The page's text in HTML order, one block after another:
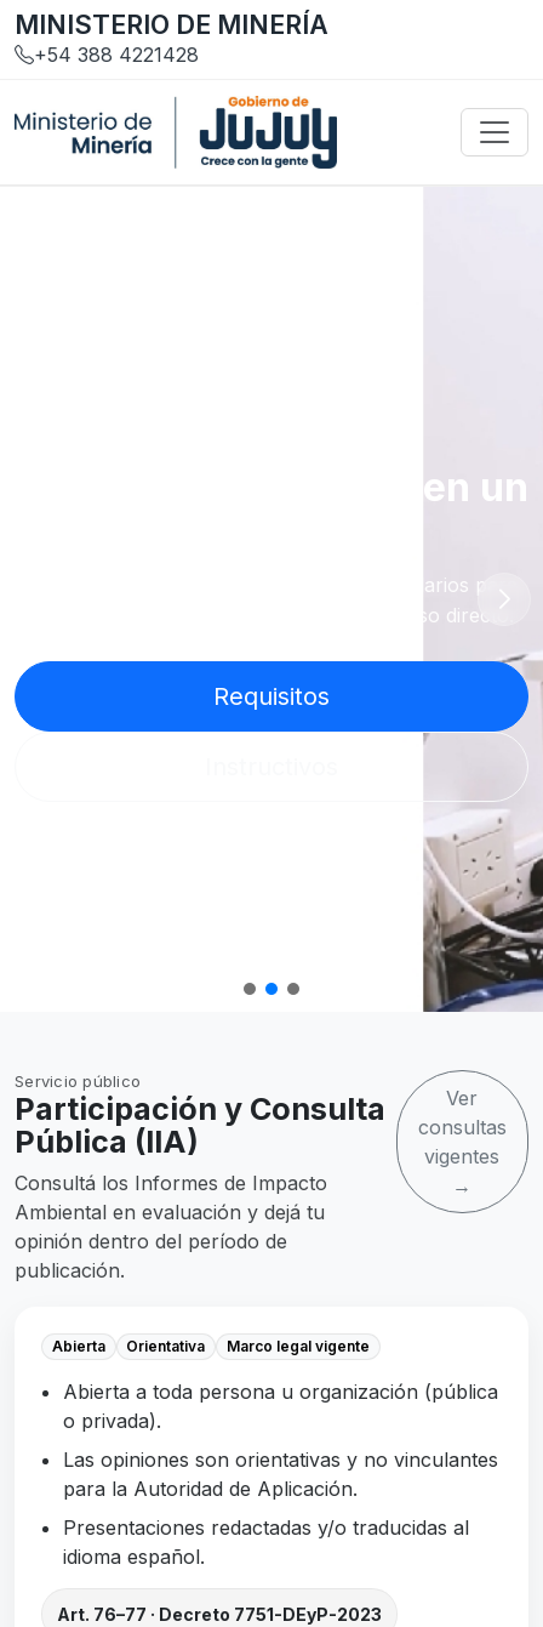
MINISTERIO DE MINERÍA
+54 388 4221428
Trámites y requisitos en un
Requisitos ambientales, instructivos y formularios para
empresas y productores mineros, con acceso directo.
Requisitos
Servicio público
Participación y Consulta
Pública (IIA)
Consultá los Informes de Impacto
Ambiental en evaluación y dejá tu
opinión dentro del período de
publicación.
Ver
consultas
vigentes
→
Abierta Orientativa Marco legal vigente
Abierta a toda persona u organización (pública
o privada).
Las opiniones son orientativas y no vinculantes
para la Autoridad de Aplicación.
Presentaciones redactadas y/o traducidas al
idioma español.
Art. 76–77 · Decreto 7751-DEyP-2023